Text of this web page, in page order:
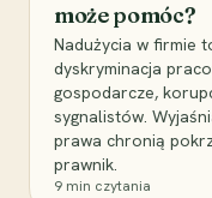
może pomóc?
Nadużycia w firmie
dyskryminacja
gospodarcze,
sygnalistów.
prawa chronią
prawnik.
9 min czytania